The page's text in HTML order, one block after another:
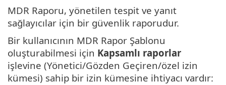
MDR Raporu, yönetilen tespit ve yanıt
sağlayıcılar için bir güvenlik raporudur.
Bir kullanıcının MDR Rapor Şablonu
oluşturabilmesi için Kapsamlı raporlar
işlevine (Yönetici/Gözden Geçiren/özel izin
kümesi) sahip bir izin kümesine ihtiyacı vardır: